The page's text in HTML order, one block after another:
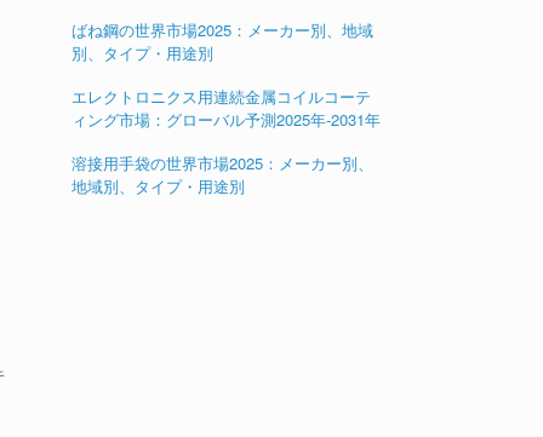
ばね鋼の世界市場2025：メーカー別、地域
別、タイプ・用途別
エレクトロニクス用連続金属コイルコーテ
ィング市場：グローバル予測2025年-2031年
溶接用手袋の世界市場2025：メーカー別、
地域別、タイプ・用途別